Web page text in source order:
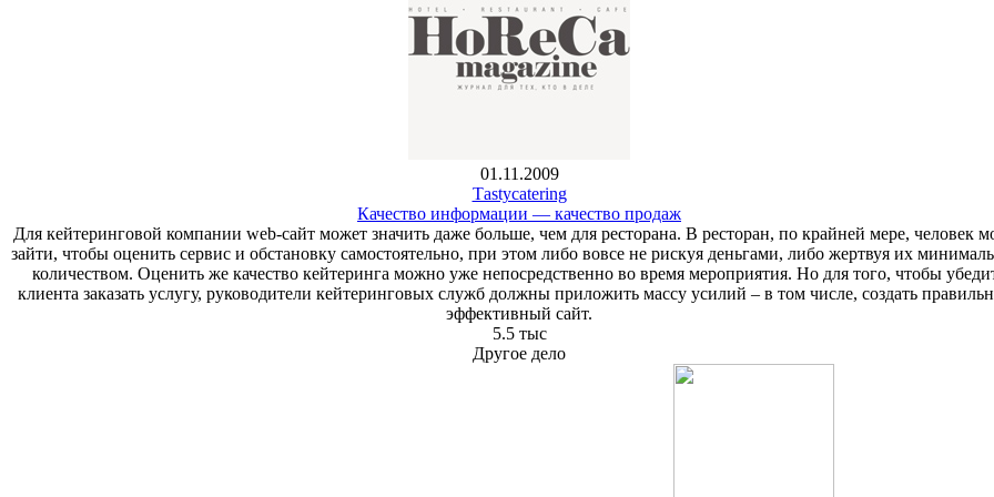
01.11.2009
Тastycatering
Качество информации — качество продаж
Для кейтеринговой компании web-сайт может значить даже больше, чем для ресторана. В ресторан, по крайней мере, человек
зайти, чтобы оценить сервис и обстановку самостоятельно, при этом либо вовсе не рискуя деньгами, либо жертвуя их
количеством. Оценить же качество кейтеринга можно уже непосредственно во время мероприятия. Но для того, чтобы
клиента заказать услугу, руководители кейтеринговых служб должны приложить массу усилий – в том числе, создать
эффективный сайт.
5.5 тыс
Другое дело